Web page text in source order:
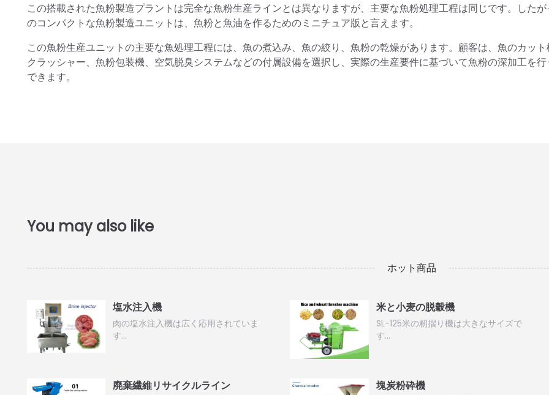
この搭載された魚粉製造プラントは完全な魚粉生産ラインとは異なりますが、主要な魚粉処理工程は同じです。した
のコンパクトな魚粉製造ユニットは、魚粉と魚油を作るためのミニチュア版と言えます。
この魚粉生産ユニットの主要な魚処理工程には、魚の煮込み、魚の絞り、魚粉の乾燥があります。顧客は、魚のカッ
クラッシャー、魚粉包装機、空気脱臭システムなどの付属設備を選択し、実際の生産要件に基づいて魚粉の深加工を
できます。
ホット商品
塩水注入機
肉の塩水注入機は広く応用されていま
す…
米と小麦の脱穀機
SL-125米の籾摺り機は大きなサイズで
す…
廃棄繊維リサイクルライン 塊炭粉砕機